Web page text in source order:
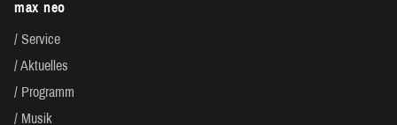
max neo
Service
Aktuelles
Programm
Musik